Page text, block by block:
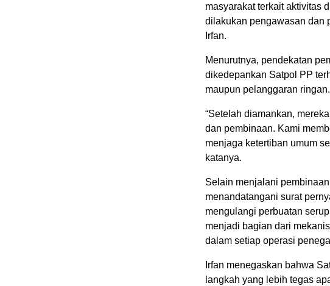
masyarakat terkait aktivitas
dilakukan pengawasan dan
Irfan.
Menurutnya, pendekatan
dikedepankan Satpol PP
maupun pelanggaran ringan.
“Setelah diamankan,
dan pembinaan. Kami
menjaga ketertiban umum
katanya.
Selain menjalani
menandatangani surat
mengulangi perbuatan
menjadi bagian dari
dalam setiap operasi
Irfan menegaskan bahwa
langkah yang lebih tegas